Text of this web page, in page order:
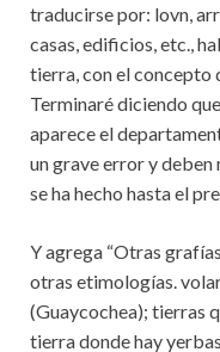
traducirse por: lovn,
casas, edificios, etc.,
tierra, con el concepto
Terminaré diciendo
aparece el
un grave error y
se ha hecho hasta el
Y agrega “Otras
otras etimologías.
(Guaycochea); tierras
tierra donde hay